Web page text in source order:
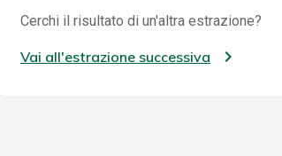
Cerchi il risultato di un'altra estrazione?
Vai all'estrazione successiva